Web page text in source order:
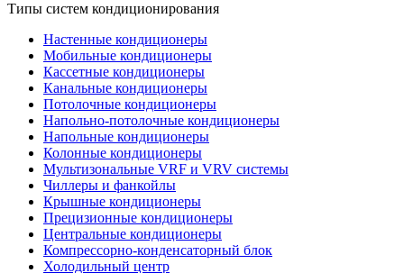
Типы систем кондиционирования
Настенные кондиционеры
Мобильные кондиционеры
Кассетные кондиционеры
Канальные кондиционеры
Потолочные кондиционеры
Напольно-потолочные кондиционеры
Напольные кондиционеры
Колонные кондиционеры
Мультизональные VRF и VRV системы
Чиллеры и фанкойлы
Крышные кондиционеры
Прецизионные кондиционеры
Центральные кондиционеры
Компрессорно-конденсаторный блок
Холодильный центр